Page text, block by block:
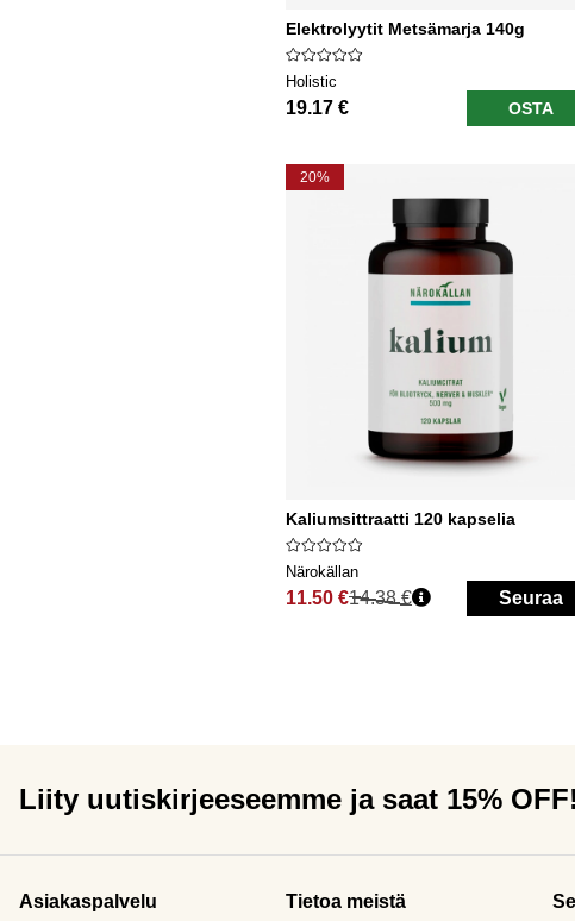
Elektrolyytit Metsämarja 140g
Holistic
19.17 € OSTA
20%
Kaliumsittraatti 120 kapselia
Närokällan
11.50 €
Normaali hinta
14.38 € Seuraa
Liity uutiskirjeeseemme ja saat 15% OFF!
Asiakaspalvelu Tietoa meistä